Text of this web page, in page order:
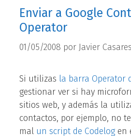
Enviar a Google
Operator
01/05/2008 por Javier Casares
Si utilizas la barra Operator
gestionar ver si hay
sitios web, y además la
contactos, por ejemplo, no
mal un script de Codelog en